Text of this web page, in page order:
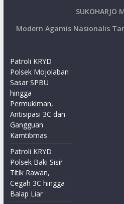
SUKOHARJO
Modern Agamis Nasionalis
Patroli KRYD
Polsek Mojolaban
Sasar SPBU
hingga
Permukiman,
Antisipasi 3C dan
Gangguan
Kamtibmas
Patroli KRYD
Polsek Baki Sisir
Titik Rawan,
Cegah 3C hingga
Balap Liar